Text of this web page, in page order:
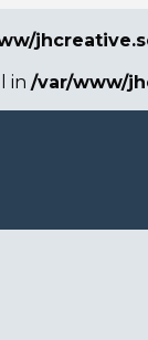
in /var/www/